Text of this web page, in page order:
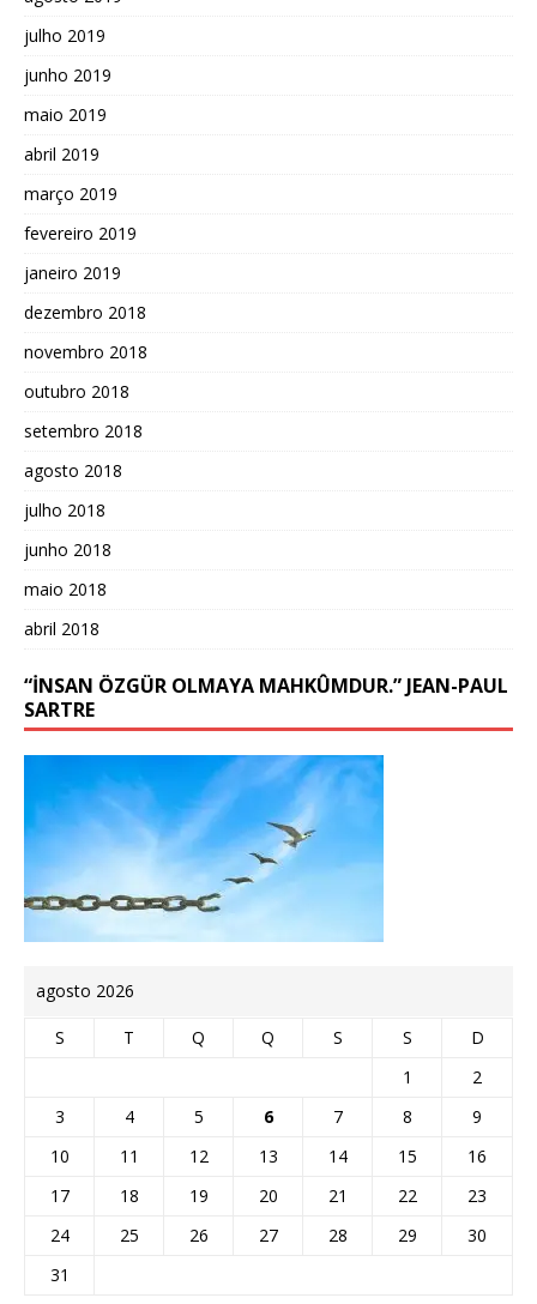
julho 2019
junho 2019
maio 2019
abril 2019
março 2019
fevereiro 2019
janeiro 2019
dezembro 2018
novembro 2018
outubro 2018
setembro 2018
agosto 2018
julho 2018
junho 2018
maio 2018
abril 2018
“İNSAN ÖZGÜR OLMAYA MAHKÛMDUR.” JEAN-PAUL
SARTRE
agosto 2026
S T Q Q S S
D
1
2
3
4 5 6 7 8
9
10
11 12 13 14 15
16
17
18 19 20 21 22
23
24
25 26 27 28 29
30
31